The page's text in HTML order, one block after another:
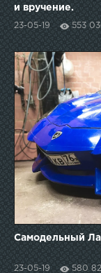
и вручение.
23-05-19 553
Самодельный
23-05-19 580